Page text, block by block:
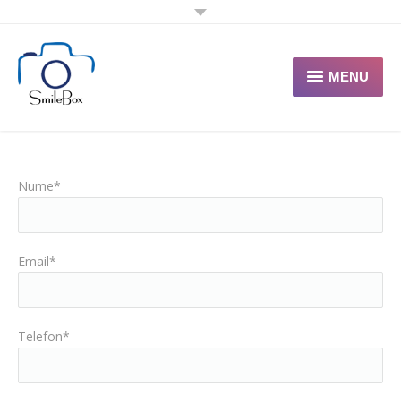
MENU
Nume*
Email*
Telefon*